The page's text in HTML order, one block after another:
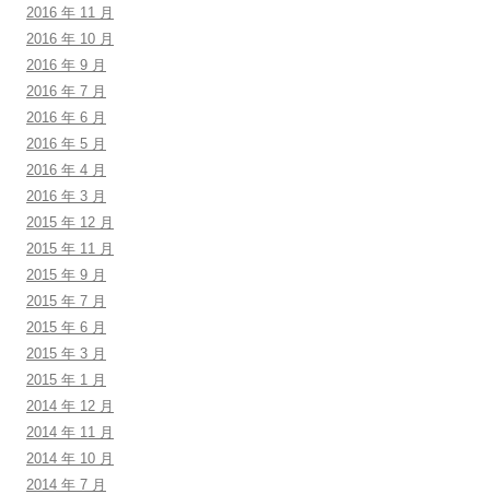
2016 年 11 月
2016 年 10 月
2016 年 9 月
2016 年 7 月
2016 年 6 月
2016 年 5 月
2016 年 4 月
2016 年 3 月
2015 年 12 月
2015 年 11 月
2015 年 9 月
2015 年 7 月
2015 年 6 月
2015 年 3 月
2015 年 1 月
2014 年 12 月
2014 年 11 月
2014 年 10 月
2014 年 7 月